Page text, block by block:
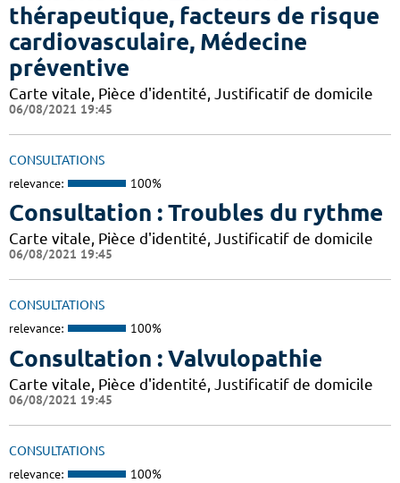
thérapeutique, facteurs de risque
cardiovasculaire, Médecine
préventive
Carte vitale, Pièce d'identité, Justificatif de domicile
06/08/2021 19:45
CONSULTATIONS
relevance: 100%
Consultation : Troubles du rythme
Carte vitale, Pièce d'identité, Justificatif de domicile
06/08/2021 19:45
CONSULTATIONS
relevance: 100%
Consultation : Valvulopathie
Carte vitale, Pièce d'identité, Justificatif de domicile
06/08/2021 19:45
CONSULTATIONS
relevance: 100%